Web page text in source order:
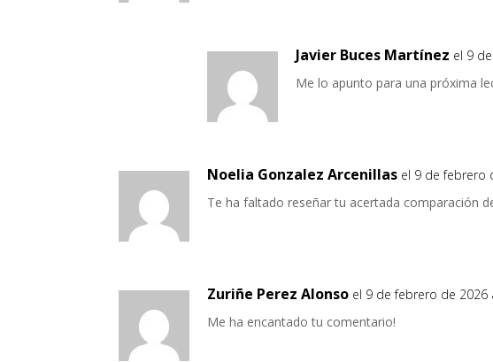
Javier Buces Martínez el 9
Me lo apunto para una próxima
Noelia Gonzalez Arcenillas el 9 de febrero
Te ha faltado reseñar tu acertada comparación
Zuriñe Perez Alonso el 9 de febrero de 2026
Me ha encantado tu comentario!